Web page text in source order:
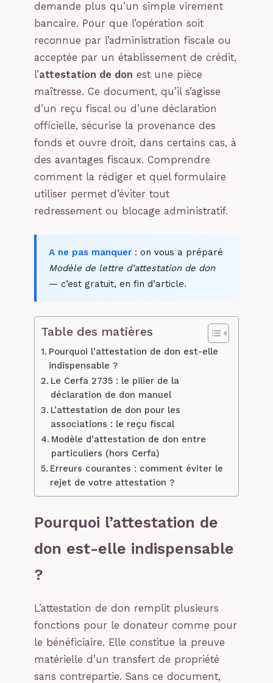
demande plus qu’un simple virement
bancaire. Pour que l’opération soit
reconnue par l’administration fiscale ou
acceptée par un établissement de crédit,
l’attestation de don est une pièce
maîtresse. Ce document, qu’il s’agisse
d’un reçu fiscal ou d’une déclaration
officielle, sécurise la provenance des
fonds et ouvre droit, dans certains cas, à
des avantages fiscaux. Comprendre
comment la rédiger et quel formulaire
utiliser permet d’éviter tout
redressement ou blocage administratif.
A ne pas manquer : on vous a préparé
Modèle de lettre d’attestation de don
— c’est gratuit, en fin d’article.
Table des matières
Pourquoi l’attestation de don est-elle
indispensable ?
Le Cerfa 2735 : le pilier de la
déclaration de don manuel
L’attestation de don pour les
associations : le reçu fiscal
Modèle d’attestation de don entre
particuliers (hors Cerfa)
Erreurs courantes : comment éviter le
rejet de votre attestation ?
Pourquoi l’attestation de
don est-elle indispensable
?
L’attestation de don remplit plusieurs
fonctions pour le donateur comme pour
le bénéficiaire. Elle constitue la preuve
matérielle d’un transfert de propriété
sans contrepartie. Sans ce document,